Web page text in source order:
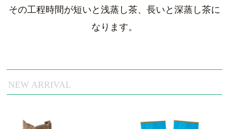
その工程時間が短いと浅蒸し茶、長いと深蒸し茶に
なります。
NEW ARRIVAL